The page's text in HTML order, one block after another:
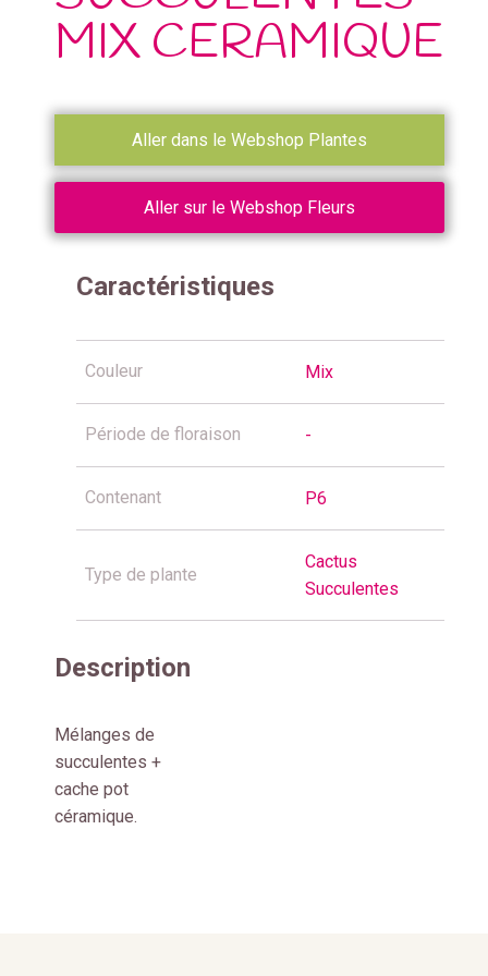
MIX CERAMIQUE
Aller dans le Webshop Plantes
Aller sur le Webshop Fleurs
Caractéristiques
Couleur Mix
Période de floraison -
Contenant P6
Type de plante
Cactus
Succulentes
Description
Mélanges de
succulentes +
cache pot
céramique.